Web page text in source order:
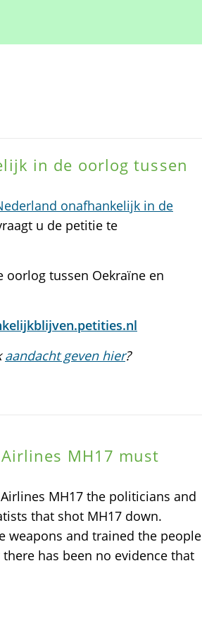
in de oorlog tussen
onafhankelijk in de
u de petitie te
tussen Oekraïne en
aandacht geven hier?
MH17 must
MH17 the politicians and
that shot MH17 down.
weapons and trained the people
has been no evidence that